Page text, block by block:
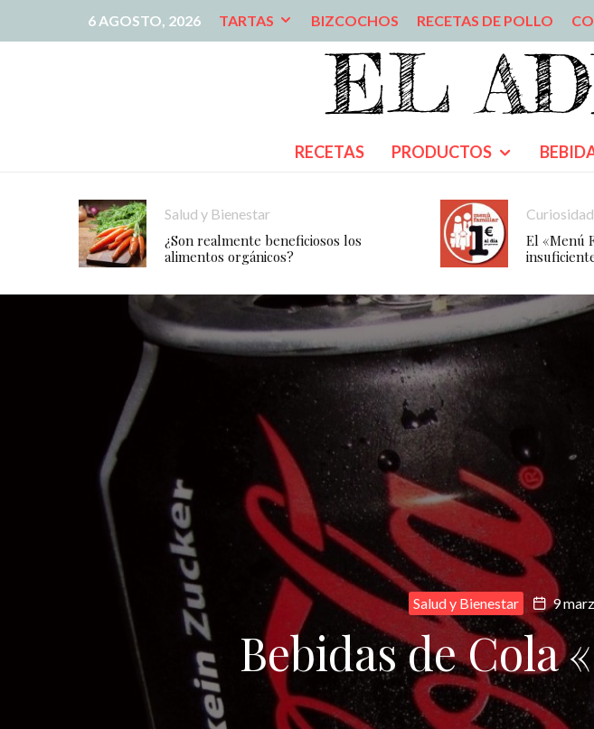
6 AGOSTO, 2026 TARTAS BIZCOCHOS RECETAS DE POLLO
RECETAS PRODUCTOS
Salud y Bienestar
¿Son realmente beneficiosos los
alimentos orgánicos?
El «Menú
Salud y Bienestar 9
Bebidas de Cola